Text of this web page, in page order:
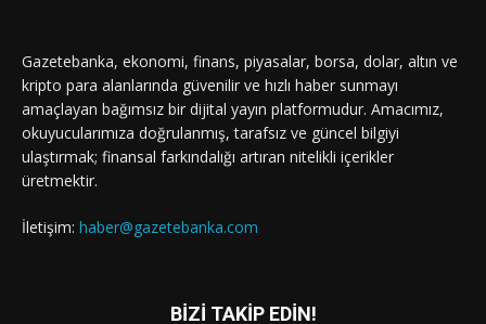
Gazetebanka, ekonomi, finans, piyasalar, borsa, dolar, altın ve
kripto para alanlarında güvenilir ve hızlı haber sunmayı
amaçlayan bağımsız bir dijital yayın platformudur. Amacımız,
okuyucularımıza doğrulanmış, tarafsız ve güncel bilgiyi
ulaştırmak; finansal farkındalığı artıran nitelikli içerikler
üretmektir.
İletişim: haber@gazetebanka.com
BİZİ TAKİP EDİN!